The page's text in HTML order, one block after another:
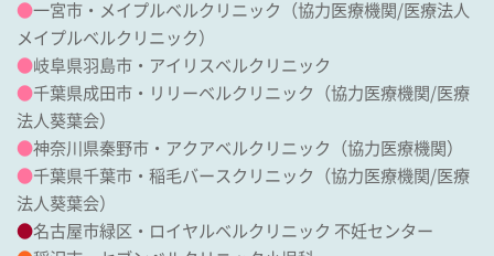
●一宮市・メイプルベルクリニック （協力医療機関/ 医療法人
メイプルベルクリニック ）
●岐阜県羽島市・アイリスベルクリニック
●千葉県成田市・リリーベルクリニック （協力医療機関/ 医療
法人葵葉会）
●神奈川県秦野市・アクアベルクリニック（協力医療機関）
●千葉県千葉市・稲毛バースクリニック （協力医療機関/ 医療
法人葵葉会）
●名古屋市緑区・ロイヤルベルクリニック 不妊センター